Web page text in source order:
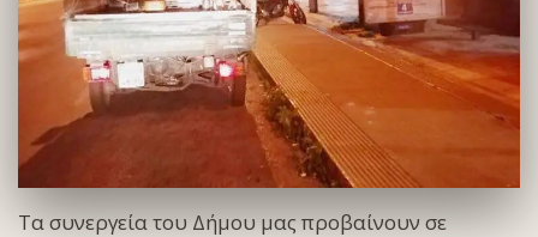
Τα συνεργεία του Δήμου μας προβαίνουν σε